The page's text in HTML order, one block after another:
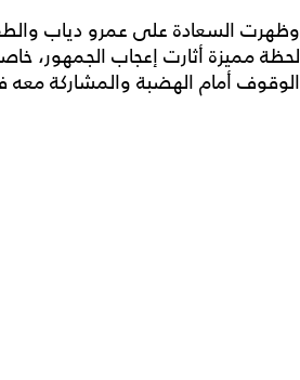
وظهرت السعادة على عمرو دياب
لحظة مميزة أثارت إعجاب الجمهور،
الوقوف أمام الهضبة والمشاركة